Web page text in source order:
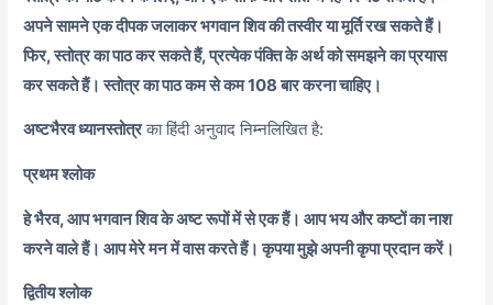
अपने सामने एक दीपक जलाकर भगवान शिव की तस्वीर या मूर्ति रख सकते हैं।
फिर, स्तोत्र का पाठ कर सकते हैं, प्रत्येक पंक्ति के अर्थ को समझने का प्रयास
कर सकते हैं। स्तोत्र का पाठ कम से कम 108 बार करना चाहिए।
अष्टभैरव ध्यानस्तोत्रका हिंदी अनुवाद निम्नलिखित है:
प्रथम श्लोक
हे भैरव, आप भगवान शिव के अष्ट रूपों में से एक हैं। आप भय और कष्टों का नाश
करने वाले हैं। आप मेरे मन में वास करते हैं। कृपया मुझे अपनी कृपा प्रदान करें।
द्वितीय श्लोक